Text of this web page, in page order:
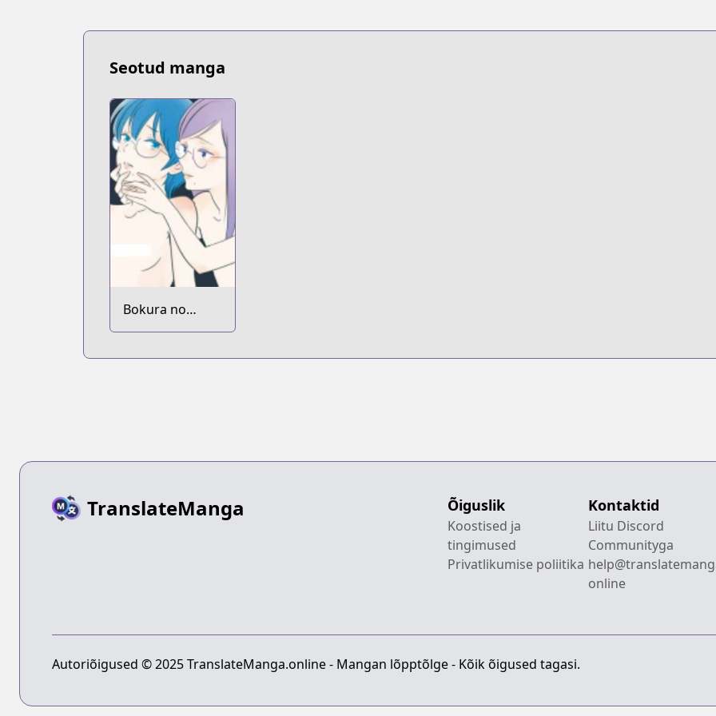
Seotud manga
Bokura no
Hentai dj - Boku
TranslateManga Õiguslik
Koostised ja
tingimused
Privatlikumise poliitika
Kontaktid
Liitu Discord
Communityga
online
Autoriõigused © 2025 TranslateManga.online - Mangan lõpptõlge - Kõik õigused tagasi.